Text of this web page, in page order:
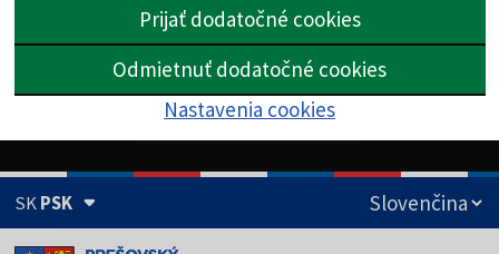
Prijať dodatočné cookies
Odmietnuť dodatočné cookies
Nastavenia cookies
SKPSK